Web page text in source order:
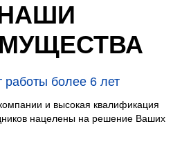
более 6 лет
и высокая квалификация
нацелены на решение Ваших